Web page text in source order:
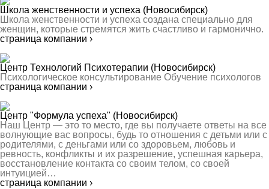
Школа женственности и успеха (Новосибирск)
Школа женственности и успеха создана специально для
женщин, которые стремятся жить счастливо и гармонично.
страница компании ›
Центр Технологий Психотерапии (Новосибирск)
Психологическое консультирование Обучение психологов
страница компании ›
Центр "Формула успеха" (Новосибирск)
Наш Центр — это то место, где вы получаете ответы на все
волнующие вас вопросы, будь то отношения с детьми или с
родителями, с деньгами или со здоровьем, любовь и
ревность, конфликты и их разрешение, успешная карьера,
восстановление контакта со своим телом, со своей
интуицией…
страница компании ›